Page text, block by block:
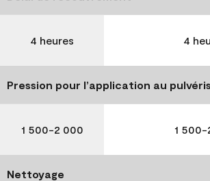
4 heures 4
Pression pour l’application au
1 500-2 000 1
Nettoyage